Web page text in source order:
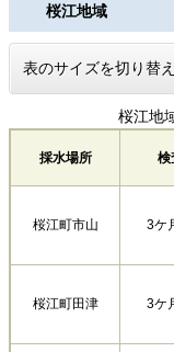
桜江地域
表のサイズを切り替
桜江地
採水場所 検
桜江町市山 3ケ
桜江町田津 3ケ